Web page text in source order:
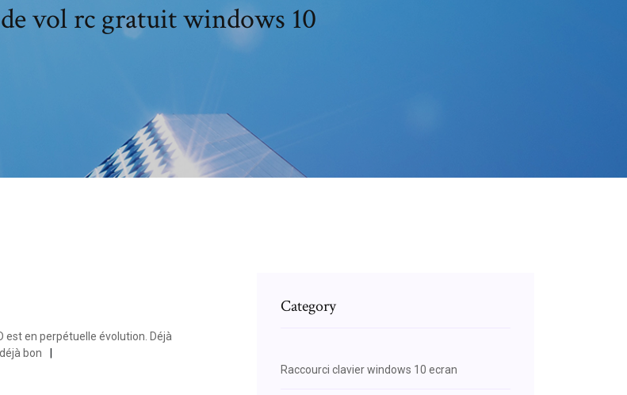
vol rc gratuit windows 10
en perpétuelle évolution. Déjà
bon
Category
Raccourci clavier windows 10 ecran